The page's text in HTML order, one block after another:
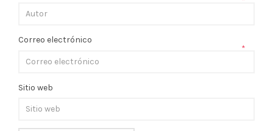
Correo electrónico
*
Sitio web